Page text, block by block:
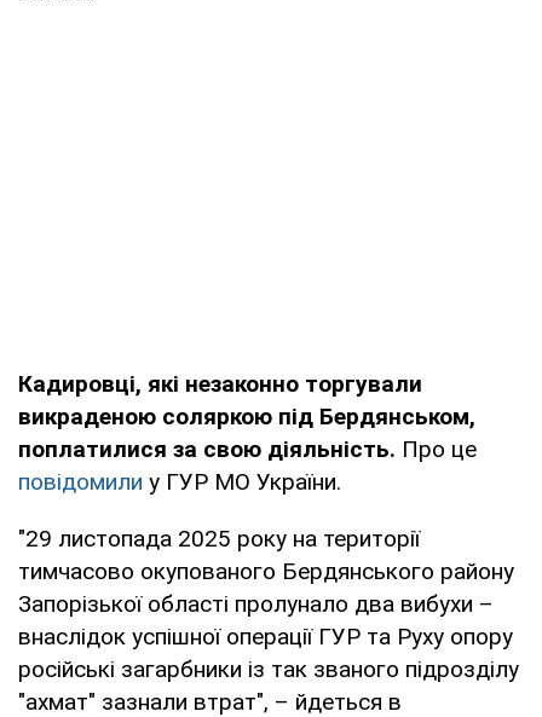
Кадировці, які незаконно торгували
викраденою соляркою під Бердянськом,
поплатилися за свою діяльність. Про це
повідомили у ГУР МО України.
"29 листопада 2025 року на території
тимчасово окупованого Бердянського району
Запорізької області пролунало два вибухи –
внаслідок успішної операції ГУР та Руху опору
російські загарбники із так званого підрозділу
"ахмат" зазнали втрат", – йдеться в